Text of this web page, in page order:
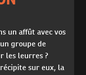
un affût avec vos
groupe de
les leurres ?
sur eux, la